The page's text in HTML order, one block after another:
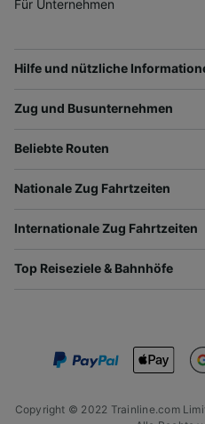
Für Unternehmen
Hilfe und nützliche
Zug und Busunternehmen
Beliebte Routen
Nationale Zug Fahrtzeiten
Internationale Zug Fahrtzeiten
Top Reiseziele & Bahnhöfe
Copyright © 2022 Trainline.com